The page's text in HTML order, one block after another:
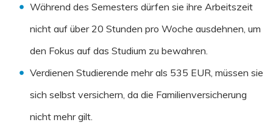
Während des Semesters dürfen sie ihre Arbeitszeit
nicht auf über 20 Stunden pro Woche ausdehnen, um
den Fokus auf das Studium zu bewahren.
Verdienen Studierende mehr als 535 EUR, müssen sie
sich selbst versichern, da die Familienversicherung
nicht mehr gilt.